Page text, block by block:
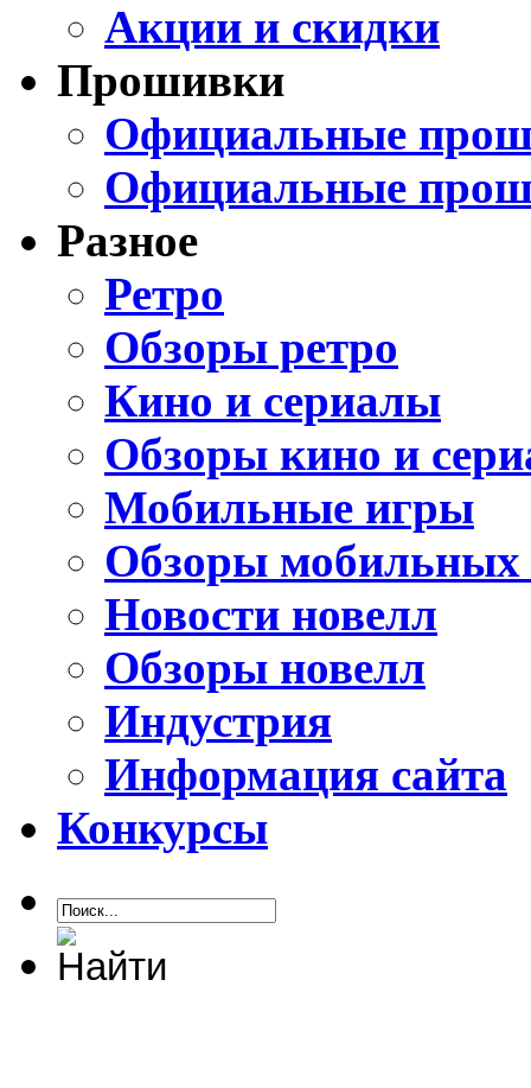
Акции и скидки
Прошивки
Официальные
Официальные
Разное
Ретро
Обзоры ретро
Кино и сериалы
Обзоры кино и
Мобильные игры
Обзоры мобильных
Новости новелл
Обзоры новелл
Индустрия
Информация сайта
Конкурсы